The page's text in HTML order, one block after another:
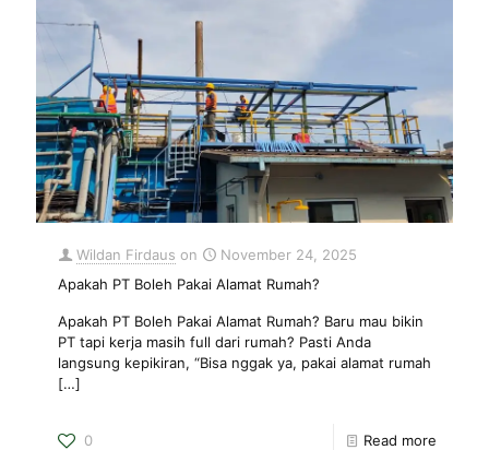
Wildan Firdaus on
November 24, 2025
Apakah PT Boleh Pakai Alamat Rumah?
Apakah PT Boleh Pakai Alamat Rumah? Baru mau bikin
PT tapi kerja masih full dari rumah? Pasti Anda
langsung kepikiran, “Bisa nggak ya, pakai alamat rumah
[…]
0 Read more